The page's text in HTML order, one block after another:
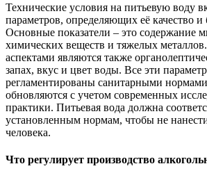
Технические условия на питьевую воду
параметров, определяющих её качество и
Основные показатели – это содержание
химических веществ и тяжелых
аспектами являются также
запах, вкус и цвет воды. Все эти
регламентированы санитарными
обновляются с учетом современных
практики. Питьевая вода должна
установленным нормам, чтобы не
человека.
Что регулирует производство